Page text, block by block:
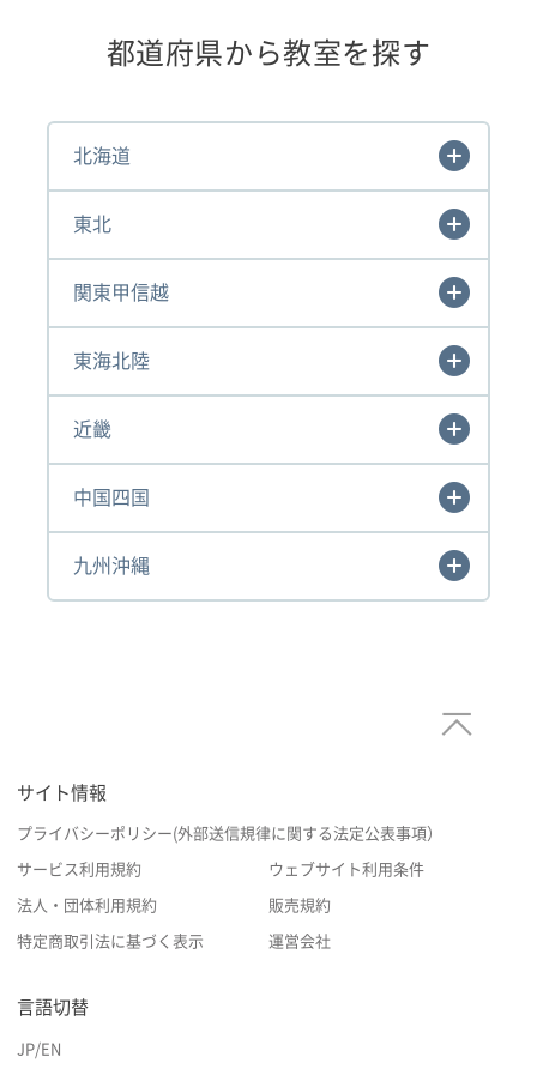
都道府県から教室を探す
北海道
東北
関東甲信越
東海北陸
近畿
中国四国
九州沖縄
サイト情報
プライバシーポリシー(外部送信規律に関する法定公表事項）
サービス利用規約 ウェブサイト利用条件
法人・団体利用規約 販売規約
特定商取引法に基づく表示 運営会社
言語切替
JP/EN